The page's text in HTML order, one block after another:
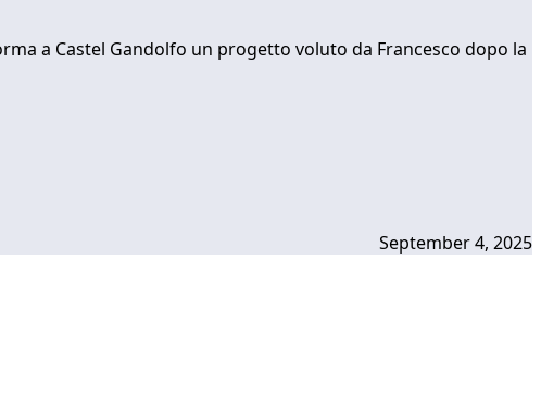
a Castel Gandolfo un progetto voluto da Francesco dopo la
September 4, 2025